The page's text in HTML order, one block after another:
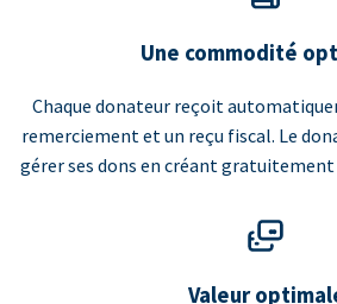
Une commodité
Chaque donateur reçoit
remerciement et un reçu fiscal. Le
gérer ses dons en créant gratuitement
Valeur